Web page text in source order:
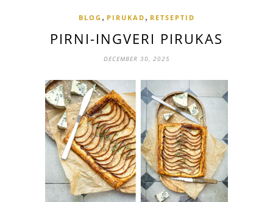
BLOG , PIRUKAD , RETSEPTID
PIRNI-INGVERI PIRUKAS
DECEMBER 30, 2025